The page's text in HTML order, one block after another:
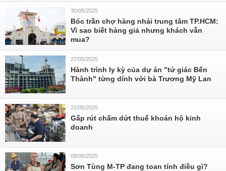
30/05/2025
Bóc trần chợ hàng nhái trung tâm TP.HCM:
Vì sao biết hàng giả nhưng khách vẫn
mua?
27/05/2025
Hành trình ly kỳ của dự án "tứ giác Bến
Thành" từng dính với bà Trương Mỹ Lan
21/05/2025
Gấp rút chấm dứt thuế khoán hộ kinh
doanh
08/05/2025
Sơn Tùng M-TP đang toan tính điều gì?